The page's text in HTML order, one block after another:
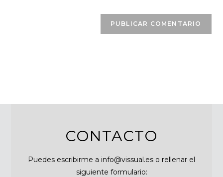
CONTACTO
Puedes escribirme a info@vissual.es o rellenar el
siguiente formulario: